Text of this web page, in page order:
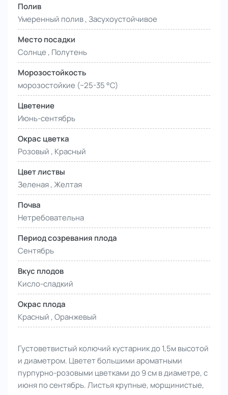
Полив
Умеренный полив , Засухоустойчивое
Место посадки
Солнце , Полутень
Морозостойкость
морозостойкие (−25-35 °С)
Цветение
Июнь-сентябрь
Окрас цветка
Розовый , Красный
Цвет листвы
Зеленая , Желтая
Почва
Нетребовательна
Период созревания плода
Сентябрь
Вкус плодов
Кисло-сладкий
Окрас плода
Красный , Оранжевый
Густоветвистый колючий кустарник до 1,5м высотой
и диаметром. Цветет большими ароматными
пурпурно-розовыми цветками до 9 см в диаметре, с
июня по сентябрь. Листья крупные, морщинистые,